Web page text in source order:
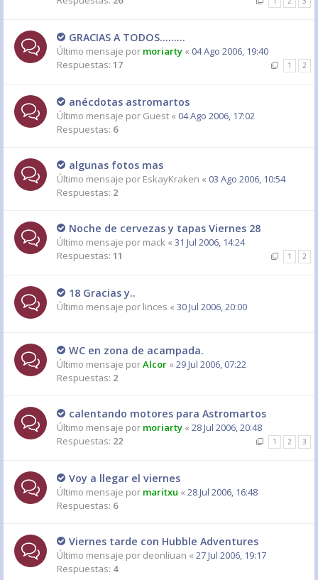
GRACIAS A TODOS.........
Último mensaje por moriarty « 04 Ago 2006, 19:40
Respuestas: 17 1 2
anécdotas astromartos
Último mensaje por Guest « 04 Ago 2006, 17:02
Respuestas: 6
algunas fotos mas
Último mensaje por EskayKraken « 03 Ago 2006, 10:54
Respuestas: 2
Noche de cervezas y tapas Viernes 28
Último mensaje por mack « 31 Jul 2006, 14:24
Respuestas: 11 1 2
18 Gracias y..
Último mensaje por linces « 30 Jul 2006, 20:00
WC en zona de acampada.
Último mensaje porAlcor « 29 Jul 2006, 07:22
Respuestas: 2
calentando motores para Astromartos
Último mensaje por moriarty « 28 Jul 2006, 20:48
Respuestas: 22 1 2 3
Voy a llegar el viernes
Último mensaje por maritxu « 28 Jul 2006, 16:48
Respuestas: 6
Viernes tarde con Hubble Adventures
Último mensaje por deonliuan « 27 Jul 2006, 19:17
Respuestas: 4